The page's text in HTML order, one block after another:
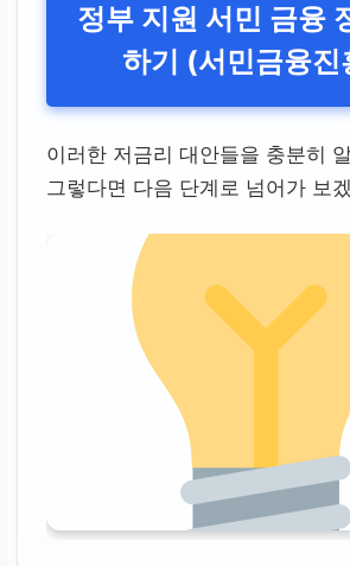
정부 지원 서민 금융
하기 (서민금융진
이러한 저금리 대안들을 충분히
그렇다면 다음 단계로 넘어가 보